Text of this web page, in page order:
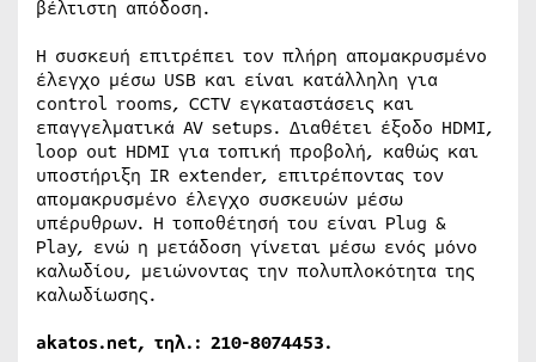
βέλτιστη απόδοση.
Η συσκευή επιτρέπει τον πλήρη απομακρυσμένο
έλεγχο μέσω USB και είναι κατάλληλη για
control rooms, CCTV εγκαταστάσεις και
επαγγελματικά AV setups. Διαθέτει έξοδο HDMI,
loop out HDMI για τοπική προβολή, καθώς και
υποστήριξη IR extender, επιτρέποντας τον
απομακρυσμένο έλεγχο συσκευών μέσω
υπέρυθρων. Η τοποθέτησή του είναι Plug &
Play, ενώ η μετάδοση γίνεται μέσω ενός μόνο
καλωδίου, μειώνοντας την πολυπλοκότητα της
καλωδίωσης.
akatos.net, τηλ.: 210-8074453.